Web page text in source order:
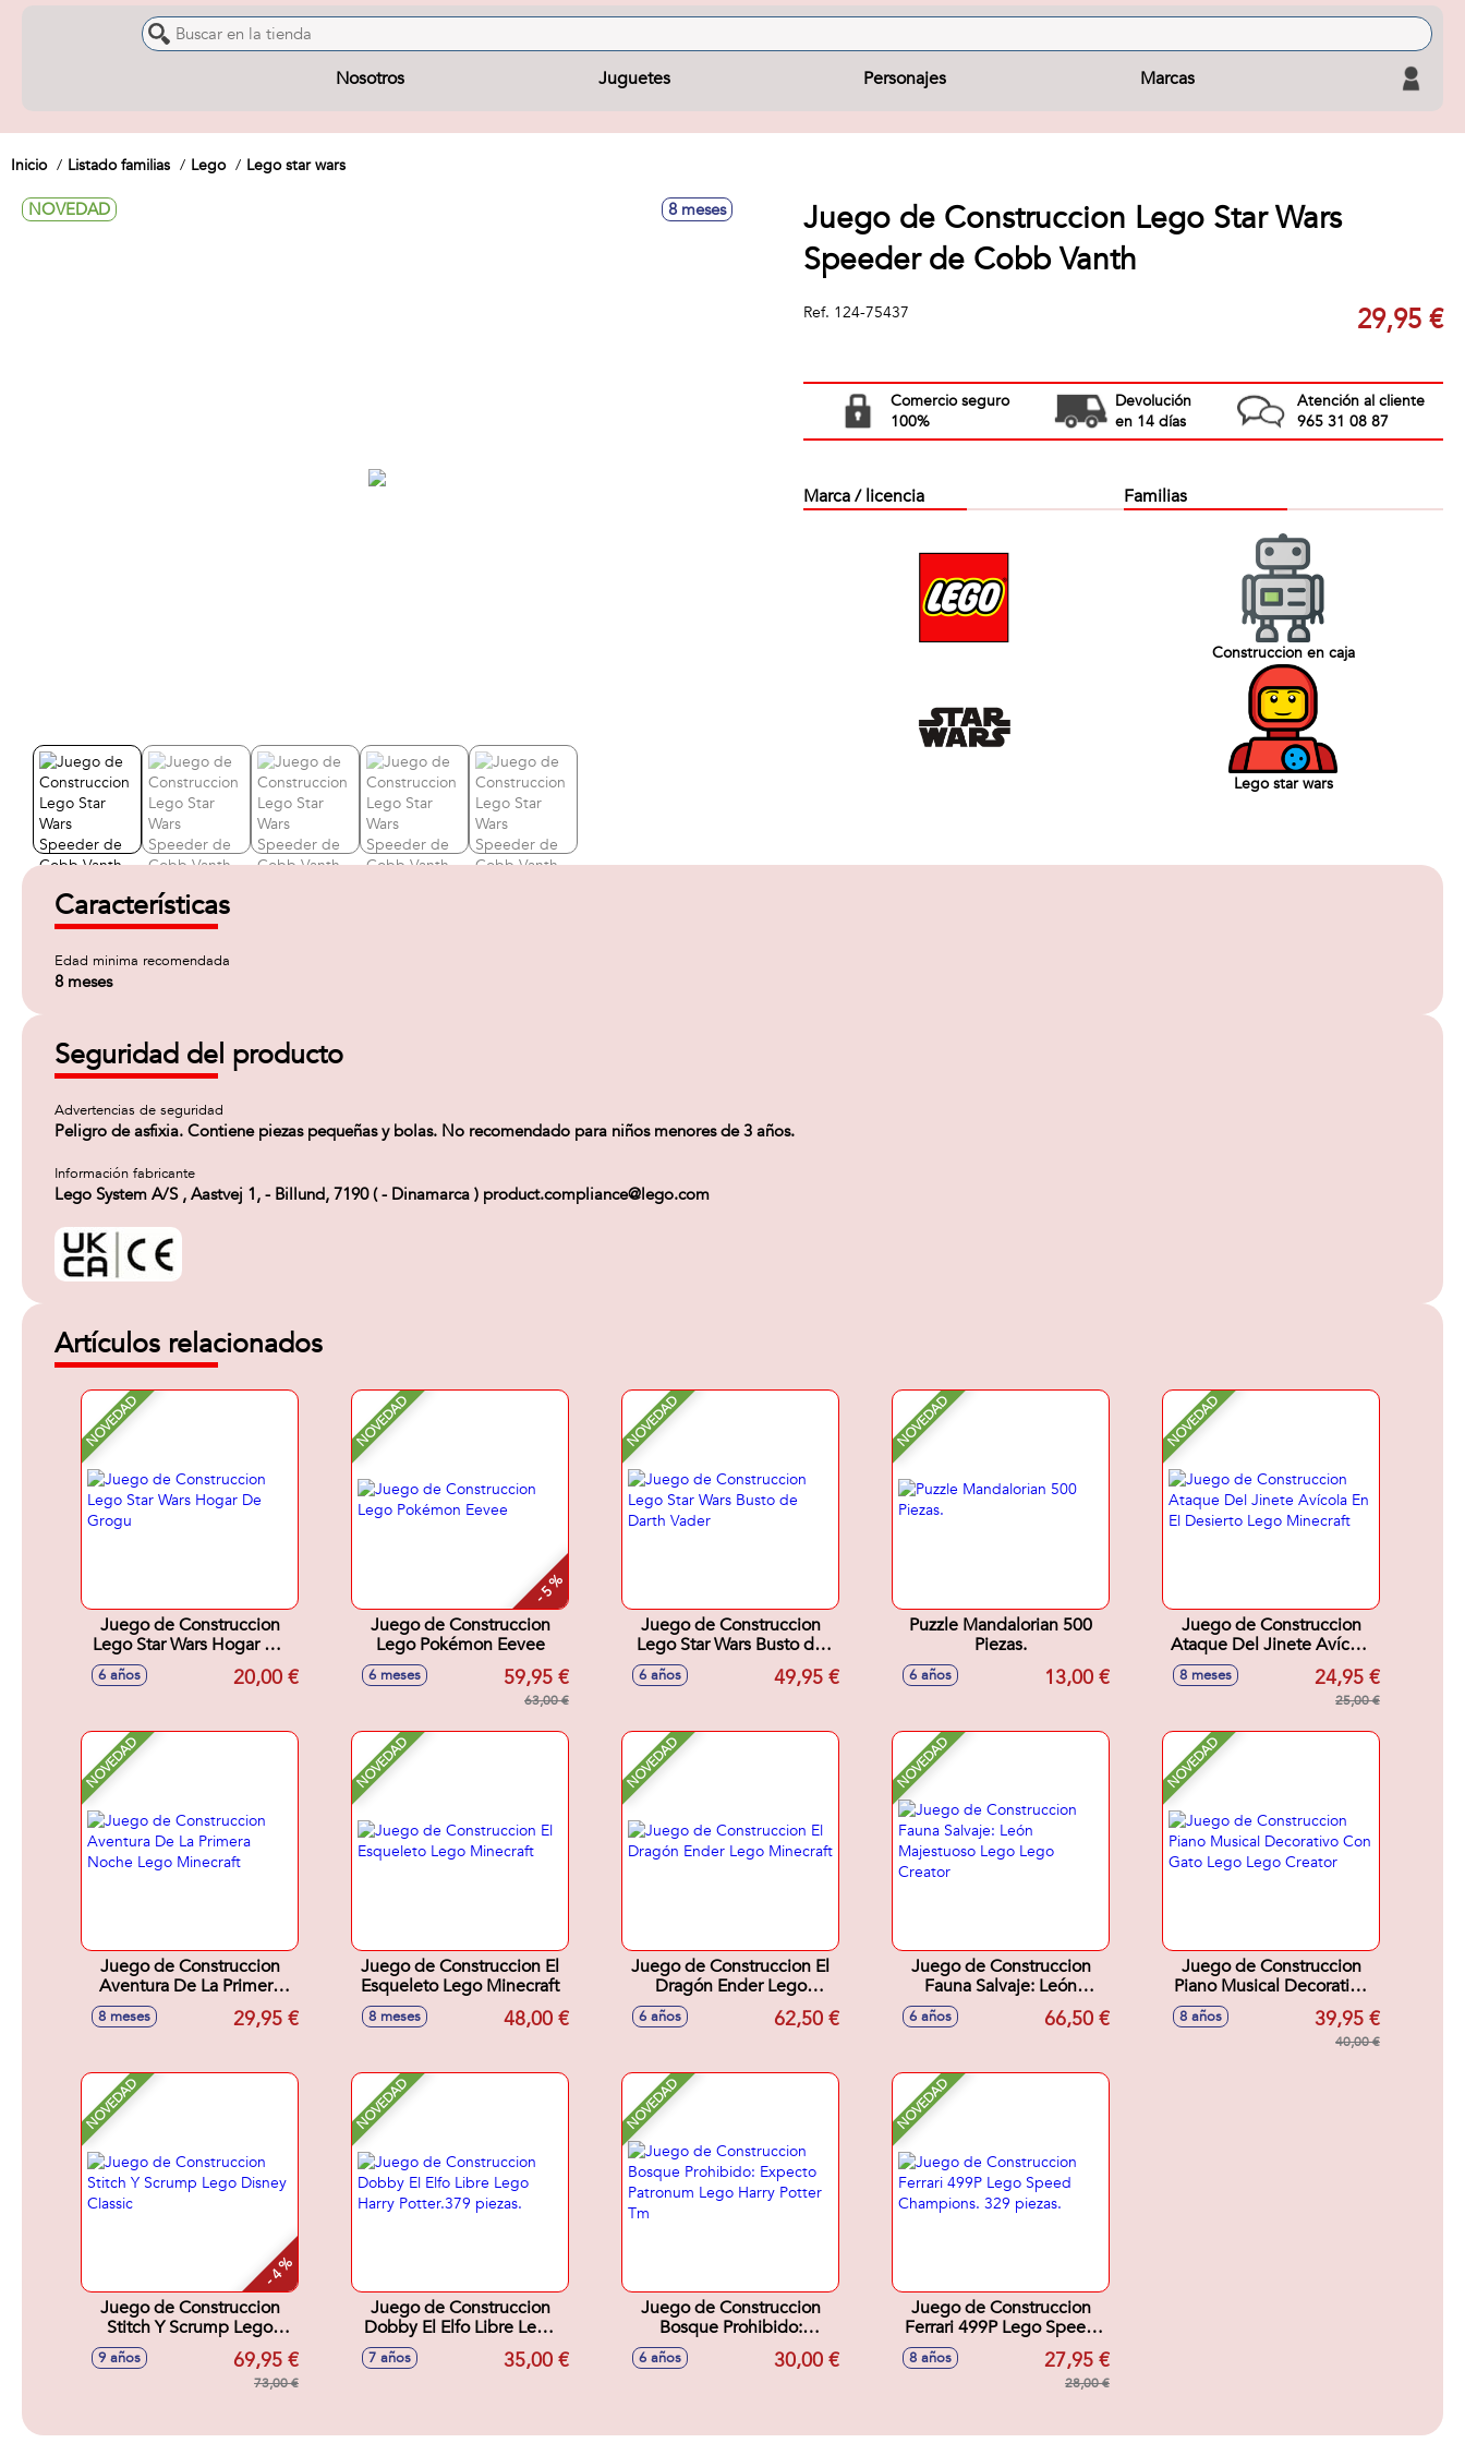
Nosotros Juguetes Personajes Marcas
Inicio Listado familias Lego Lego star wars
NOVEDAD 8 meses
Juego de Construccion Lego Star Wars
Speeder de Cobb Vanth
Ref. 124-75437 29,95 €
Comercio seguro
100%
Devolución
en 14 días
Atención al cliente
965 31 08 87
Marca / licencia Familias
Construccion en caja
Lego star wars
Características
Edad minima recomendada
8 meses
Seguridad del producto
Advertencias de seguridad
Peligro de asfixia. Contiene piezas pequeñas y bolas. No recomendado para niños menores de 3 años.
Información fabricante
Lego System A/S , Aastvej 1, - Billund, 7190 ( - Dinamarca ) product.compliance@lego.com
Artículos relacionados
NOVEDAD
Juego de Construccion
Lego Star Wars Hogar De
6 años 20,00 €
NOVEDAD
- 5 %
Juego de Construccion
Lego Pokémon Eevee
6 meses 59,95 €
63,00 €
NOVEDAD
Juego de Construccion
Lego Star Wars Busto de
Darth Vader
6 años 49,95 €
NOVEDAD
Puzzle Mandalorian 500
Piezas.
6 años 13,00 €
NOVEDAD
Juego de Construccion
Ataque Del Jinete Avícola
En El Desierto Lego
Minecraft
8 meses 24,95 €
25,00 €
NOVEDAD
Juego de Construccion
Aventura De La Primera
Noche Lego Minecraft
8 meses 29,95 €
NOVEDAD
Juego de Construccion El
Esqueleto Lego Minecraft
8 meses 48,00 €
NOVEDAD
Juego de Construccion El
Dragón Ender Lego
6 años 62,50 €
NOVEDAD
Juego de Construccion
Fauna Salvaje: León
Majestuoso Lego Lego
6 años 66,50 €
NOVEDAD
Juego de Construccion
Piano Musical Decorativo
Con Gato Lego Lego
8 años 39,95 €
40,00 €
NOVEDAD
- 4 %
Juego de Construccion
Stitch Y Scrump Lego
Disney Classic
9 años 69,95 €
73,00 €
NOVEDAD
Juego de Construccion
Dobby El Elfo Libre Lego
Harry Potter.379 piezas.
7 años 35,00 €
NOVEDAD
Juego de Construccion
Bosque Prohibido:
Expecto Patronum Lego
Harry Potter Tm
6 años 30,00 €
NOVEDAD
Juego de Construccion
Ferrari 499P Lego Speed
Champions. 329 piezas.
8 años 27,95 €
28,00 €